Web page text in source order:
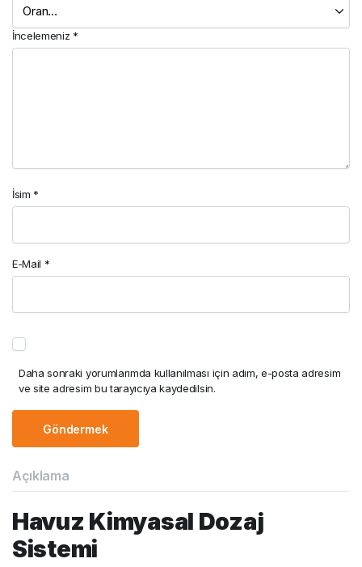
İncelemeniz *
İsim *
E-Mail *
Daha sonraki yorumlarımda kullanılması için adım, e-posta adresim
ve site adresim bu tarayıcıya kaydedilsin.
Açıklama
Havuz Kimyasal Dozaj
Sistemi